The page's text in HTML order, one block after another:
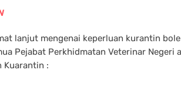
lanjut mengenai keperluan kurantin
Pejabat Perkhidmatan Veterinar Negeri
Kuarantin :